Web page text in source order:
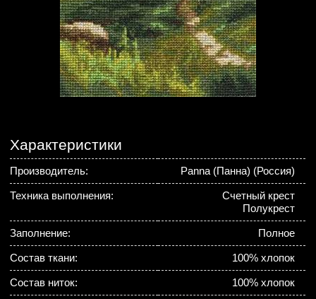
Характеристики
Производитель: Panna (Панна) (Россия)
Техника выполнения:
Счетный крест
Полукрест
Заполнение: Полное
Состав ткани: 100% хлопок
Состав ниток: 100% хлопок